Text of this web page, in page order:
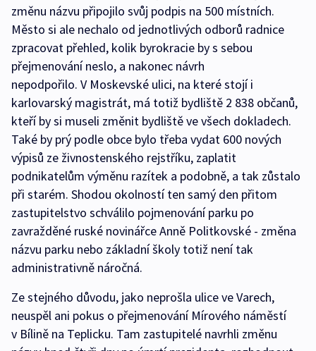
změnu názvu připojilo svůj podpis na 500 místních.
Město si ale nechalo od jednotlivých odborů radnice
zpracovat přehled, kolik byrokracie by s sebou
přejmenování neslo, a nakonec návrh
nepodpořilo. V Moskevské ulici, na které stojí i
karlovarský magistrát, má totiž bydliště 2 838 občanů,
kteří by si museli změnit bydliště ve všech dokladech.
Také by prý podle obce bylo třeba vydat 600 nových
výpisů ze živnostenského rejstříku, zaplatit
podnikatelům výměnu razítek a podobně, a tak zůstalo
při starém. Shodou okolností ten samý den přitom
zastupitelstvo schválilo pojmenování parku po
zavražděné ruské novinářce Anně Politkovské - změna
názvu parku nebo základní školy totiž není tak
administrativně náročná.
Ze stejného důvodu, jako neprošla ulice ve Varech,
neuspěl ani pokus o přejmenování Mírového náměstí
v Bílině na Teplicku. Tam zastupitelé navrhli změnu